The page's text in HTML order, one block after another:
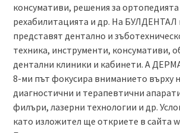
консумативи, решения за ортопедията
рехабилитацията и др. На БУЛДЕНТАЛ
представят дентално и
техника, инструменти, консумативи,
дентални клиники и кабинети. А
8-ми път фокусира вниманието върху
диагностични и терапевтични
филъри, лазерни технологии и др.
като изложител ще откриете в сайта